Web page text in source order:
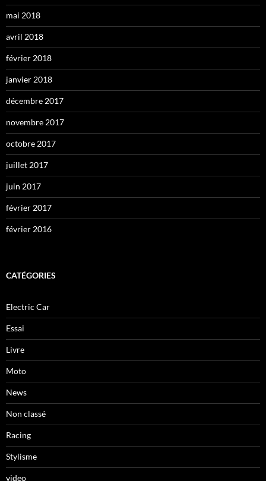
mai 2018
avril 2018
février 2018
janvier 2018
décembre 2017
novembre 2017
octobre 2017
juillet 2017
juin 2017
février 2017
février 2016
CATÉGORIES
Electric Car
Essai
Livre
Moto
News
Non classé
Racing
Stylisme
video